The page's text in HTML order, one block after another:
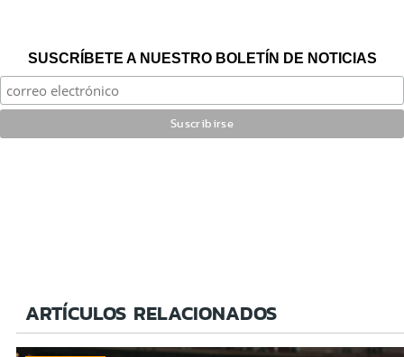
SUSCRÍBETE A NUESTRO BOLETÍN DE NOTICIAS
ARTÍCULOS RELACIONADOS